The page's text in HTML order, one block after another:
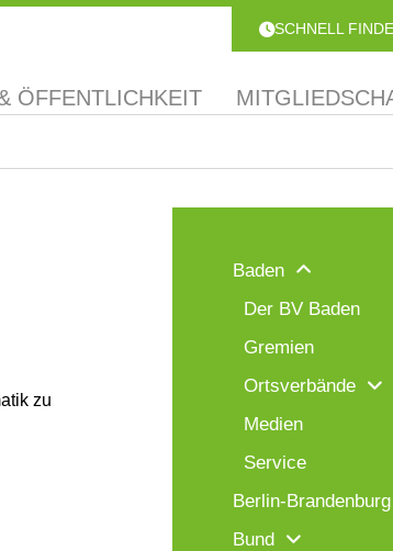
SCHNELL
ÖFFENTLICHKEIT
zu
Baden
Der BV Baden
Gremien
Ortsverbände
Medien
Service
Berlin-Brandenburg
Bund